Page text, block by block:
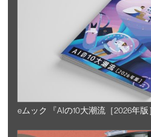
eムック 『AIの10大潮流［2026年